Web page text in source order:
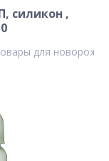
силикон ,
для